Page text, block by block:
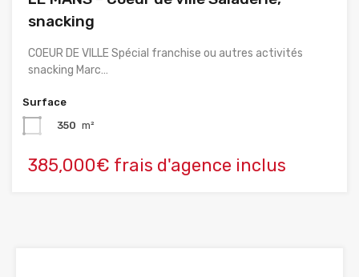
snacking
COEUR DE VILLE Spécial franchise ou autres activités
snacking Marc…
Surface
350 m²
385,000€ frais d'agence inclus